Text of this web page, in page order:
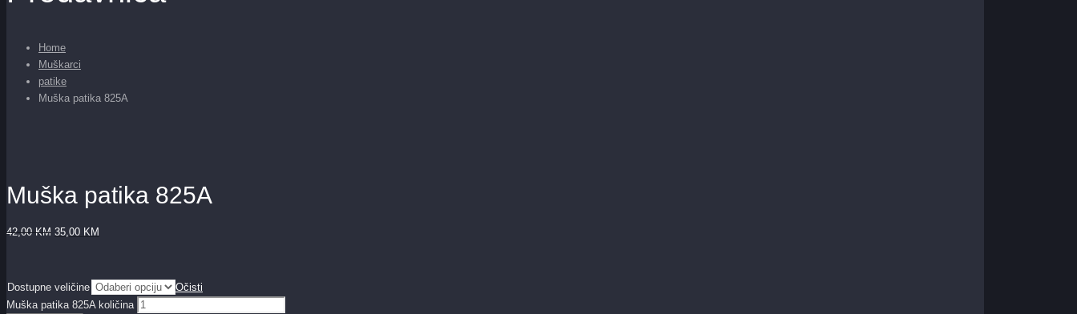
Home
Muškarci
patike
Muška patika 825A
Muška patika 825A
42,00 KM 35,00 KM
Dostupne veličine
Očisti
Muška patika 825A količina